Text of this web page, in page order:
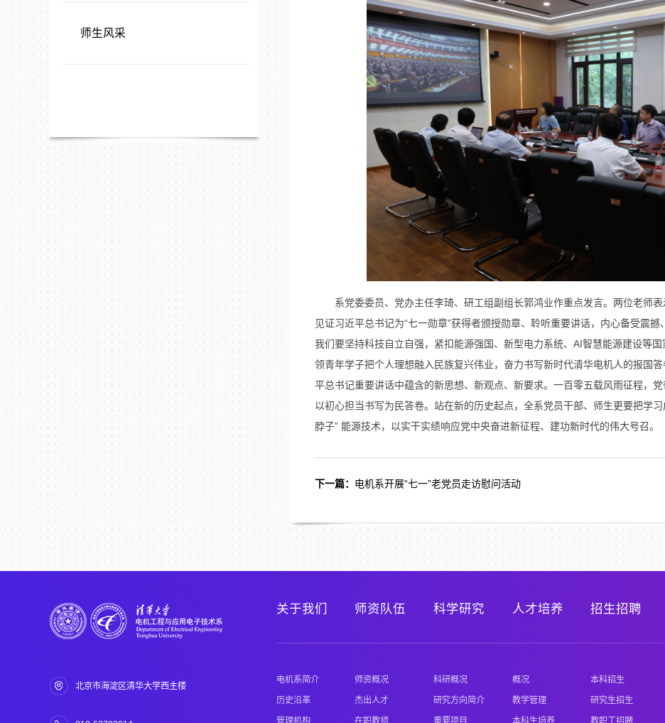
师生风采
系党委委员、党办主任李琦、研工组副组长郭鸿业作重点发言。两位老师
见证习近平总书记为“七一勋章”获得者颁授勋章、聆听重要讲话，内心备受震
我们要坚持科技自立自强，紧扣能源强国、新型电力系统、AI智慧能源建设等
领青年学子把个人理想融入民族复兴伟业，奋力书写新时代清华电机人的报国
平总书记重要讲话中蕴含的新思想、新观点、新要求。一百零五载风雨征程，
以初心担当书写为民答卷。站在新的历史起点，全系党员干部、师生更要把学
脖子” 能源技术，以实干实绩响应党中央奋进新征程、建功新时代的伟大号召。
下一篇： 电机系开展“七一”老党员走访慰问活动
北京市海淀区清华大学西主楼
关于我们
电机系简介
历史沿革
师资队伍
师资概况
杰出人才
科学研究
科研概况
研究方向简介
人才培养
概况
教学管理
招生招聘
本科招生
研究生招生